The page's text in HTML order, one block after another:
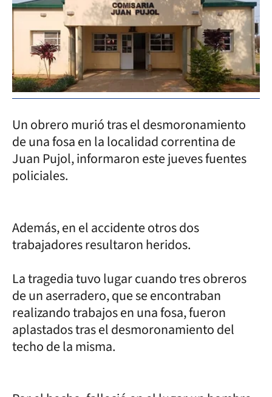
Un obrero murió tras el desmoronamiento
de una fosa en la localidad correntina de
Juan Pujol, informaron este jueves fuentes
policiales.
Además, en el accidente otros dos
trabajadores resultaron heridos.
La tragedia tuvo lugar cuando tres obreros
de un aserradero, que se encontraban
realizando trabajos en una fosa, fueron
aplastados tras el desmoronamiento del
techo de la misma.